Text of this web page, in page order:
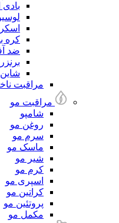
کره
ضد
برنزر
مراقبت
مراقبت مو
شامپو
روغن مو
سرم مو
ماسک مو
شیر مو
کرم مو
اسپری مو
کراتین مو
پروتئین مو
مکمل مو